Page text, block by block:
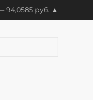
94,0585 руб. ▲